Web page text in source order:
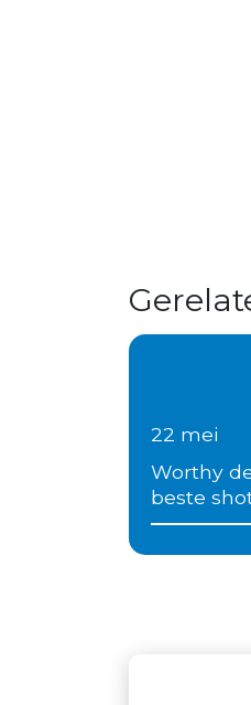
22 mei
Worthy
beste